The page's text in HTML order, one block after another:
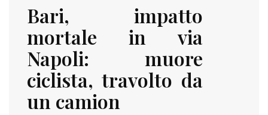
Bari, impatto
mortale in via
Napoli: muore
ciclista, travolto da
un camion